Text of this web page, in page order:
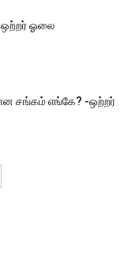
ஒற்றர் ஓலை
சங்கம் எங்கே? -ஒற்றர்